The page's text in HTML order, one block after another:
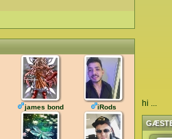
james bond iRods hi ...